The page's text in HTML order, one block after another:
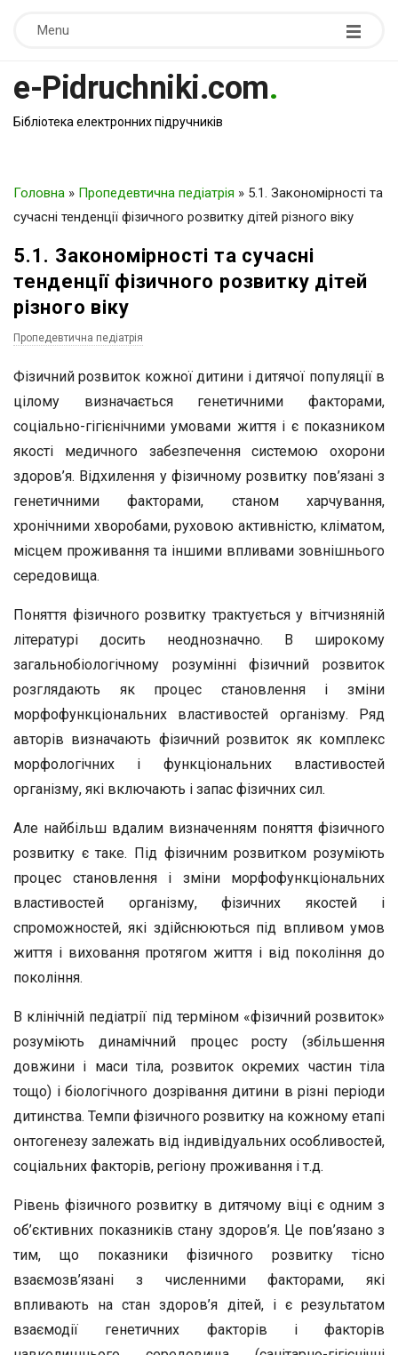
Menu
e-Pidruchniki.com.
Бібліотека електронних підручників
Головна » Пропедевтична педіатрія » 5.1. Закономірності та
сучасні тенденції фізичного розвитку дітей різного віку
5.1. Закономірності та сучасні
тенденції фізичного розвитку дітей
різного віку
Пропедевтична педіатрія
Фізичний розвиток кожної дитини і дитячої популяції в
цілому визначається генетичними факторами,
соціально-гігієнічними умовами життя і є показником
якості медичного забезпечення системою охорони
здоров’я. Відхилення у фізичному розвитку пов’язані з
генетичними факторами, станом харчування,
хронічними хворобами, руховою активністю, кліматом,
місцем проживання та іншими впливами зовнішнього
середовища.
Поняття фізичного розвитку трактується у вітчизняній
літературі досить неоднозначно. В широкому
загальнобіологічному розумінні фізичний розвиток
розглядають як процес становлення і зміни
морфофункціональних властивостей організму. Ряд
авторів визначають фізичний розвиток як комплекс
морфологічних і функціональних властивостей
організму, які включають і запас фізичних сил.
Але найбільш вдалим визначенням поняття фізичного
розвитку є таке. Під фізичним розвитком розуміють
процес становлення і зміни морфофункціональних
властивостей організму, фізичних якостей і
спроможностей, які здійснюються під впливом умов
життя і виховання протягом життя і від покоління до
покоління.
В клінічній педіатрії під терміном «фізичний розвиток»
розуміють динамічний процес росту (збільшення
довжини і маси тіла, розвиток окремих частин тіла
тощо) і біологічного дозрівання дитини в різні періоди
дитинства. Темпи фізичного розвитку на кожному етапі
онтогенезу залежать від індивідуальних особливостей,
соціальних факторів, регіону проживання і т.д.
Рівень фізичного розвитку в дитячому віці є одним з
об’єктивних показників стану здоров’я. Це пов’язано з
тим, що показники фізичного розвитку тісно
взаємозв’язані з численними факторами, які
впливають на стан здоров’я дітей, і є результатом
взаємодії генетичних факторів і факторів